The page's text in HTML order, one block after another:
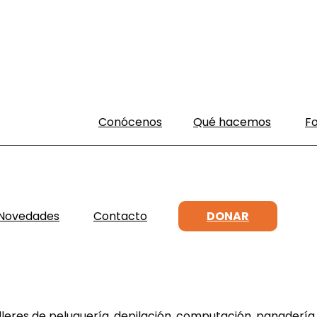
Contacto DONAR
Conócenos Qué hacemos